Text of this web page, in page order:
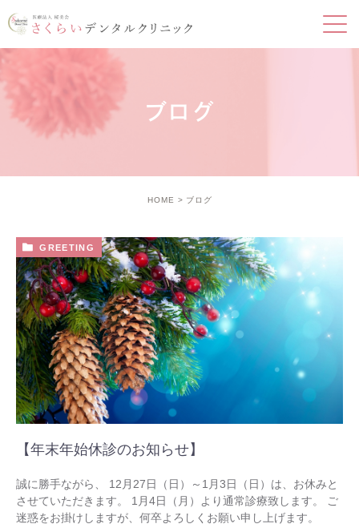
ブログ
HOME ブログ
GREETING
【年末年始休診のお知らせ】
誠に勝手ながら、 12月27日（日）～1月3日（日）は、お休みと
させていただきます。 1月4日（月）より通常診療致します。 ご
迷惑をお掛けしますが、何卒よろしくお願い申し上げます。